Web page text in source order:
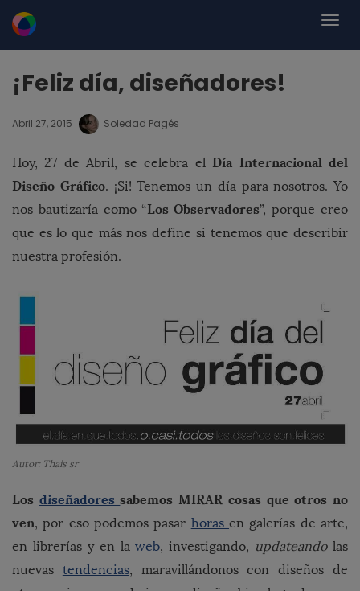
¡Feliz día, diseñadores!
Abril 27, 2015 Soledad Pagés
Hoy, 27 de Abril, se celebra el Día Internacional del
Diseño Gráfico. ¡Si! Tenemos un día para nosotros. Yo
nos bautizaría como “Los Observadores”, porque creo
que es lo que más nos define si tenemos que describir
nuestra profesión.
Autor: Thais sr
Los diseñadoressabemos MIRAR cosas que otros no
ven, por eso podemos pasar horasen galerías de arte,
en librerías y en laweb, investigando, updateando las
nuevas tendencias, maravillándonos con diseños de